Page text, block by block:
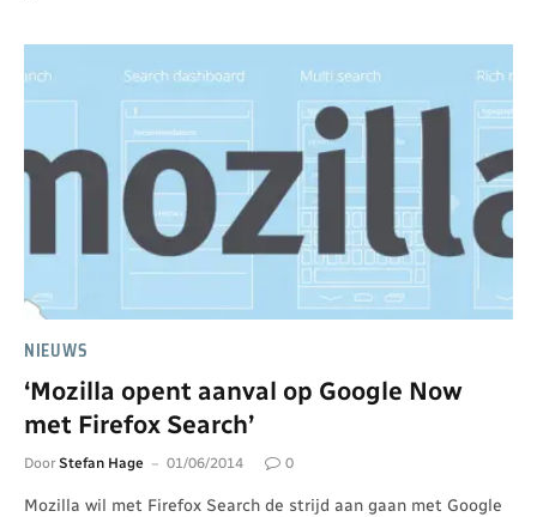
NIEUWS
‘Mozilla opent aanval op Google Now
met Firefox Search’
Door Stefan Hage 01/06/2014 0
Mozilla wil met Firefox Search de strijd aan gaan met Google